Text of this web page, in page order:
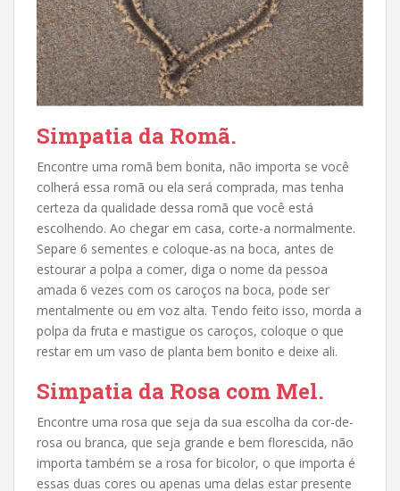
Simpatia da Romã.
Encontre uma romã bem bonita, não importa se você
colherá essa romã ou ela será comprada, mas tenha
certeza da qualidade dessa romã que você está
escolhendo. Ao chegar em casa, corte-a normalmente.
Separe 6 sementes e coloque-as na boca, antes de
estourar a polpa a comer, diga o nome da pessoa
amada 6 vezes com os caroços na boca, pode ser
mentalmente ou em voz alta. Tendo feito isso, morda a
polpa da fruta e mastigue os caroços, coloque o que
restar em um vaso de planta bem bonito e deixe ali.
Simpatia da Rosa com Mel.
Encontre uma rosa que seja da sua escolha da cor-de-
rosa ou branca, que seja grande e bem florescida, não
importa também se a rosa for bicolor, o que importa é
essas duas cores ou apenas uma delas estar presente